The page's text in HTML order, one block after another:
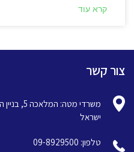
קרא עוד
צור קשר
ישראל
טלפון: 09-8929500